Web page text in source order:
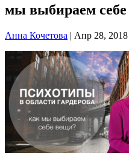
мы выбираем
Анна Кочетова | Апр 28, 2018